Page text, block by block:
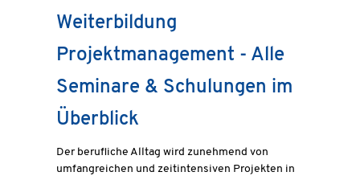
Weiterbildung
Projektmanagement - Alle
Seminare & Schulungen im
Überblick
Der berufliche Alltag wird zunehmend von
umfangreichen und zeitintensiven Projekten in